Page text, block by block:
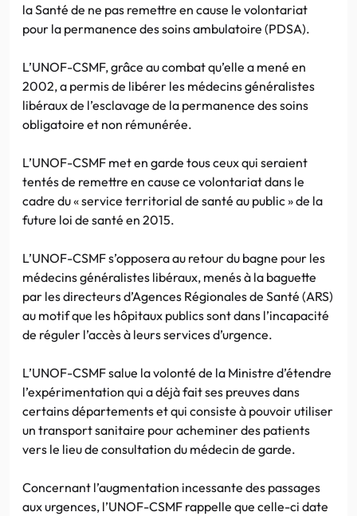
la Santé de ne pas remettre en cause le volontariat
pour la permanence des soins ambulatoire (PDSA).
L’UNOF-CSMF, grâce au combat qu’elle a mené en
2002, a permis de libérer les médecins généralistes
libéraux de l’esclavage de la permanence des soins
obligatoire et non rémunérée.
L’UNOF-CSMF met en garde tous ceux qui seraient
tentés de remettre en cause ce volontariat dans le
cadre du « service territorial de santé au public » de la
future loi de santé en 2015.
L’UNOF-CSMF s’opposera au retour du bagne pour les
médecins généralistes libéraux, menés à la baguette
par les directeurs d’Agences Régionales de Santé (ARS)
au motif que les hôpitaux publics sont dans l’incapacité
de réguler l’accès à leurs services d’urgence.
L’UNOF-CSMF salue la volonté de la Ministre d’étendre
l’expérimentation qui a déjà fait ses preuves dans
certains départements et qui consiste à pouvoir utiliser
un transport sanitaire pour acheminer des patients
vers le lieu de consultation du médecin de garde.
Concernant l’augmentation incessante des passages
aux urgences, l’UNOF-CSMF rappelle que celle-ci date